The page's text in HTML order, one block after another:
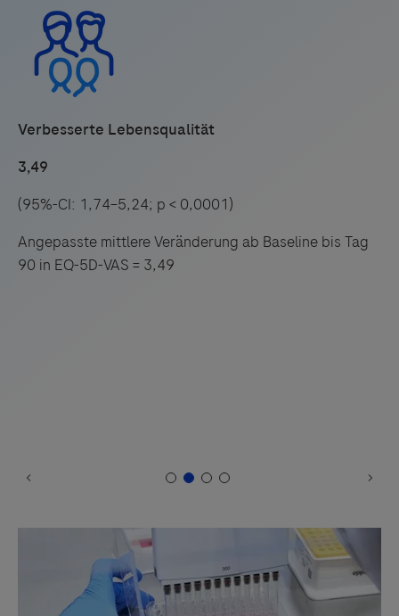
Kein ACEi/ARB/ARNi verordnet, weniger als die
halbmaximale Betablocker Dosis verordnet und
weniger als die halbmaximale MRA Dosis
verordnet
Schriftliche Einwilligung nach Aufklärung zur
Teilnahme an der Studie
Ausschlusskriterien:
Alter < 18 Jahre oder > 85 Jahre
Signifikante Lungenerkrankung, die wesentlich zur
systemischen oder nicht systemischen
Steroidtherapie oder jede Art von primärer
Rechtsherzinsuffizienz wie z. B. primäre pulmonale
Hypertonie oder rezidivierende Lungenembolie
Verbesserte Lebensqualität
3,49
(95%-CI: 1,74–5,24; p < 0,0001)
Angepasste mittlere Veränderung ab Baseline bis Tag
90 in EQ-5D-VAS = 3,49